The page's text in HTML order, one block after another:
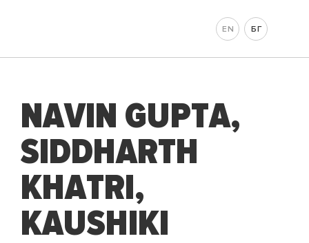
EN БГ
NAVIN GUPTA,
SIDDHARTH
KHATRI,
KAUSHIKI